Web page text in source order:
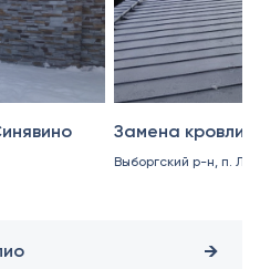
Замена кровли
Выборгский р-н, п.